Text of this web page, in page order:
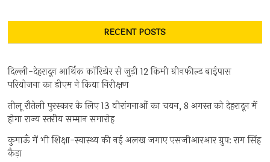
RECENT POSTS
दिल्ली-देहरादून आर्थिक कॉरिडोर से जुड़ी 12 किमी ग्रीनफील्ड बाईपास
परियोजना का डीएम ने किया निरीक्षण
तीलू रौतेली पुरस्कार के लिए 13 वीरांगनाओं का चयन, 8 अगस्त को देहरादून में
होगा राज्य स्तरीय सम्मान समारोह
कुमाऊँ में भी शिक्षा-स्वास्थ्य की नई अलख जगाए एसजीआरआर ग्रुप: राम सिंह
कैड़ा